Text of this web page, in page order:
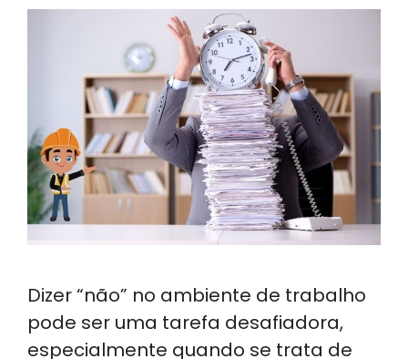
Dizer “não” no ambiente de trabalho
pode ser uma tarefa desafiadora,
especialmente quando se trata de